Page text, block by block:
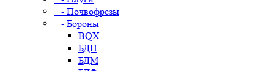
- Почвофрезы
- Бороны
BQX
БДН
БДМ